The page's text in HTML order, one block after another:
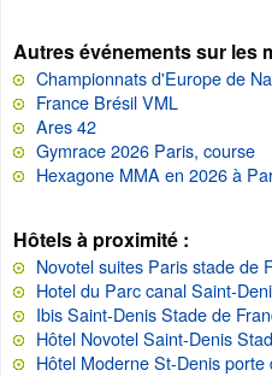
Autres événements sur les
Championnats d'Europe de
France Brésil VML
Ares 42
Gymrace 2026 Paris, course
Hexagone MMA en 2026 à
Hôtels à proximité :
Novotel suites Paris stade de
Hotel du Parc canal Saint-
Ibis Saint-Denis Stade de
Hôtel Novotel Saint-Denis
Hôtel Moderne St-Denis porte